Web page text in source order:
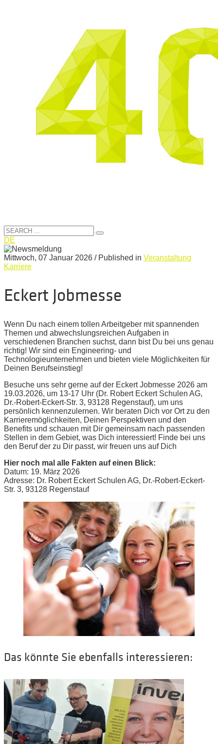
DE
Mittwoch, 07 Januar 2026 / Published in Veranstaltung
Karriere
Eckert Jobmesse
Wenn Du nach einem tollen Arbeitgeber mit spannenden
Themen und abwechslungsreichen Aufgaben in
verschiedenen Branchen suchst, dann bist Du bei uns genau
richtig! Wir sind ein Engineering- und
Technologieunternehmen und bieten viele Möglichkeiten für
Deinen Berufseinstieg!
Besuche uns sehr gerne auf der Eckert Jobmesse 2026 am
19.03.2026, um 13-17 Uhr (Dr. Robert Eckert Schulen AG,
Dr.-Robert-Eckert-Str. 3, 93128 Regenstauf), um uns
persönlich kennenzulernen. Wir beraten Dich vor Ort zu den
Karrieremöglichkeiten, Deinen Perspektiven und den
Benefits und schauen mit Dir gemeinsam nach passenden
Stellen in dem Gebiet, was Dich interessiert! Finde bei uns
den Beruf der zu Dir passt, wir freuen uns auf Dich
Hier noch mal alle Fakten auf einen Blick:
Datum: 19. März 2026
Adresse: Dr. Robert Eckert Schulen AG, Dr.-Robert-Eckert-
Str. 3, 93128 Regenstauf
Das könnte Sie ebenfalls interessieren: